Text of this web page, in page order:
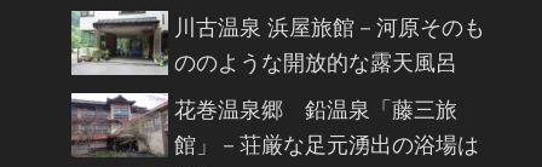
川古温泉 浜屋旅館－河原そのも
ののような開放的な露天風呂
花巻温泉郷 鉛温泉「藤三旅
館」－荘厳な足元湧出の浴場は